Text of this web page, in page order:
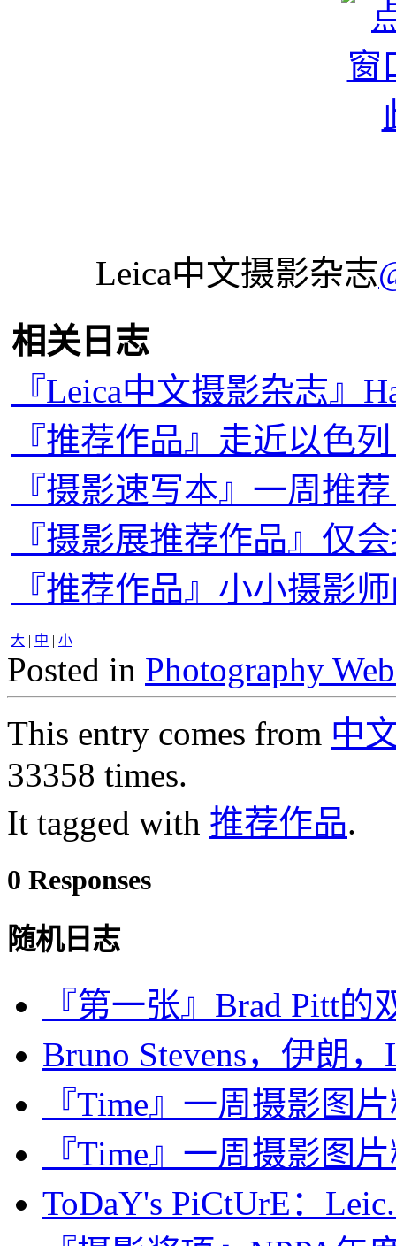
Leica中文摄影杂志
相关日志
『Leica中文摄影杂志』
『推荐作品』走近以色
『摄影速写本』一周推
『摄影展推荐作品』仅
『推荐作品』小小摄影
大 | 中 | 小
Posted in Photography
This entry comes from 中
33358 times.
It tagged with 推荐作品.
0 Responses
随机日志
『第一张』Brad Pitt
Bruno Stevens，伊朗
『Time』一周摄影图
『Time』一周摄影图
ToDaY's PiCtUrE：